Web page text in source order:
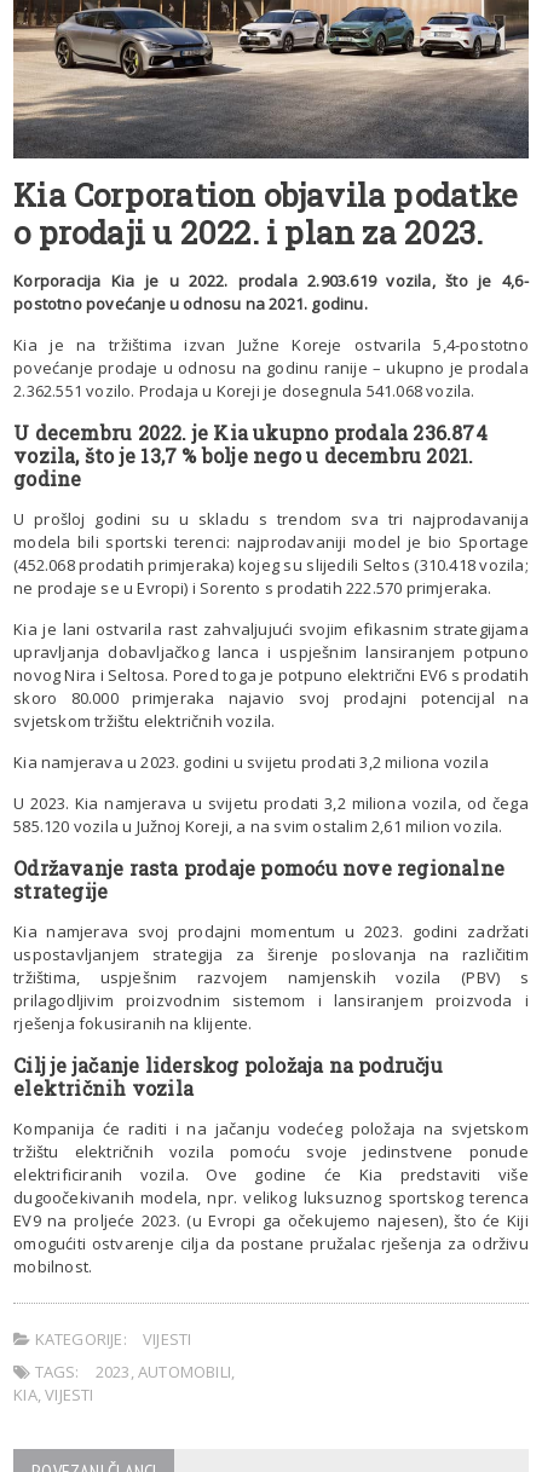
Kia Corporation objavila podatke
o prodaji u 2022. i plan za 2023.
Korporacija Kia je u 2022. prodala 2.903.619 vozila, što je 4,6-
postotno povećanje u odnosu na 2021. godinu.
Kia je na tržištima izvan Južne Koreje ostvarila 5,4-postotno
povećanje prodaje u odnosu na godinu ranije – ukupno je prodala
2.362.551 vozilo. Prodaja u Koreji je dosegnula 541.068 vozila.
U decembru 2022. je Kia ukupno prodala 236.874
vozila, što je 13,7 % bolje nego u decembru 2021.
godine
U prošloj godini su u skladu s trendom sva tri najprodavanija
modela bili sportski terenci: najprodavaniji model je bio Sportage
(452.068 prodatih primjeraka) kojeg su slijedili Seltos (310.418 vozila;
ne prodaje se u Evropi) i Sorento s prodatih 222.570 primjeraka.
Kia je lani ostvarila rast zahvaljujući svojim efikasnim strategijama
upravljanja dobavljačkog lanca i uspješnim lansiranjem potpuno
novog Nira i Seltosa. Pored toga je potpuno električni EV6 s prodatih
skoro 80.000 primjeraka najavio svoj prodajni potencijal na
svjetskom tržištu električnih vozila.
Kia namjerava u 2023. godini u svijetu prodati 3,2 miliona vozila
U 2023. Kia namjerava u svijetu prodati 3,2 miliona vozila, od čega
585.120 vozila u Južnoj Koreji, a na svim ostalim 2,61 milion vozila.
Održavanje rasta prodaje pomoću nove regionalne
strategije
Kia namjerava svoj prodajni momentum u 2023. godini zadržati
uspostavljanjem strategija za širenje poslovanja na različitim
tržištima, uspješnim razvojem namjenskih vozila (PBV) s
prilagodljivim proizvodnim sistemom i lansiranjem proizvoda i
rješenja fokusiranih na klijente.
Cilj je jačanje liderskog položaja na području
električnih vozila
Kompanija će raditi i na jačanju vodećeg položaja na svjetskom
tržištu električnih vozila pomoću svoje jedinstvene ponude
elektrificiranih vozila. Ove godine će Kia predstaviti više
dugoočekivanih modela, npr. velikog luksuznog sportskog terenca
EV9 na proljeće 2023. (u Evropi ga očekujemo najesen), što će Kiji
omogućiti ostvarenje cilja da postane pružalac rješenja za održivu
mobilnost.
KATEGORIJE:
VIJESTI
TAGS:
2023,AUTOMOBILI,
KIA,VIJESTI